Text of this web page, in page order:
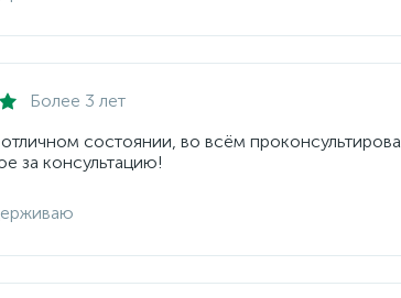
Более 3 лет
отличном состоянии, во всём
за консультацию!